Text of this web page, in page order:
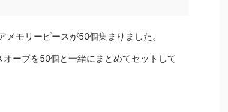
モリーピースが50個集まりました。
ーブを50個と一緒にまとめてセットして